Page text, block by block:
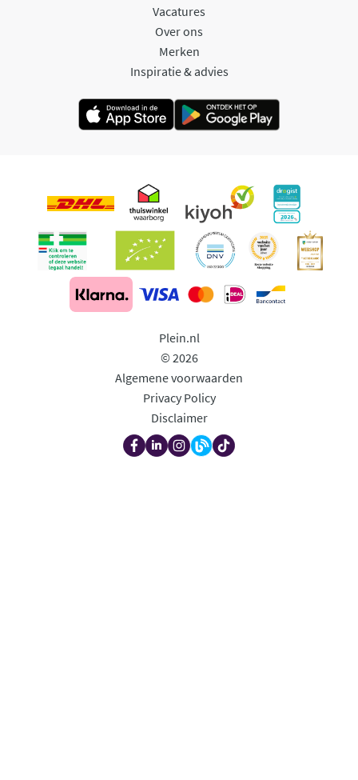
Vacatures
Over ons
Merken
Inspiratie & advies
Plein.nl
© 2026
Algemene voorwaarden
Privacy Policy
Disclaimer